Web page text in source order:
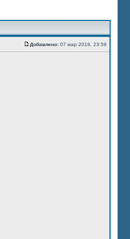
Добавлено: 07 мар 2018, 23:59